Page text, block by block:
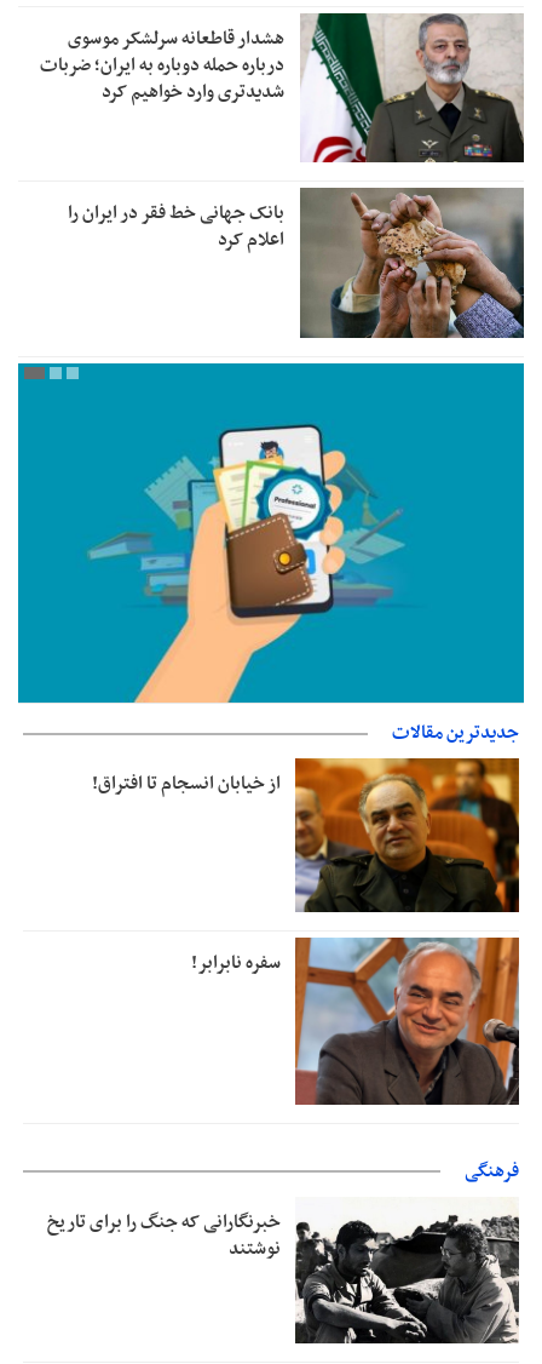
هشدار قاطعانه سرلشکر موسوی
درباره حمله دوباره به ایران؛ ضربات
شدیدتری وارد خواهیم کرد
بانک جهانی خط فقر در ایران را
اعلام کرد
جزئیات فعال‌سازی «کیف پول ایران» اعلام شد
جدیدترین مقالات
از خیابان انسجام تا افتراق!
سفره نابرابر!
فرهنگی
خبرنگارانی که جنگ را برای تاریخ
نوشتند